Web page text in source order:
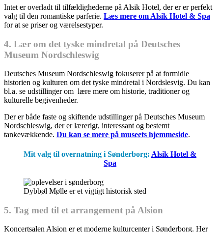
Intet er overladt til tilfældighederne på Alsik Hotel, der er er perfekt
valg til den romantiske parferie. Læs mere om Alsik Hotel & Spa
for at se priser og værelsestyper.
4. Lær om det tyske mindretal på Deutsches
Museum Nordschleswig
Deutsches Museum Nordschleswig fokuserer på at formidle
historien og kulturen om det tyske mindretal i Nordslesvig. Du kan
bl.a. se udstillinger om lære mere om historie, traditioner og
kulturelle begivenheder.
Der er både faste og skiftende udstillinger på Deutsches Museum
Nordschleswig, der er lærerigt, interessant og bestemt
tankevækkende. Du kan se mere på museets hjemmeside.
Mit valg til overnatning i Sønderborg: Alsik Hotel &
Spa
Dybbøl Mølle er et vigtigt historisk sted
5. Tag med til et arrangement på Alsion
Koncertsalen Alsion er et moderne kulturcenter i Sønderborg. Her